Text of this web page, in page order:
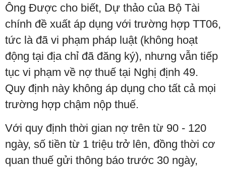
Ông Được cho biết, Dự thảo của Bộ Tài
chính đề xuất áp dụng với trường hợp TT06,
tức là đã vi phạm pháp luật (không hoạt
động tại địa chỉ đã đăng ký), nhưng vẫn tiếp
tục vi phạm về nợ thuế tại Nghị định 49.
Quy định này không áp dụng cho tất cả mọi
trường hợp chậm nộp thuế.
Với quy định thời gian nợ trên từ 90 - 120
ngày, số tiền từ 1 triệu trở lên, đồng thời cơ
quan thuế gửi thông báo trước 30 ngày,